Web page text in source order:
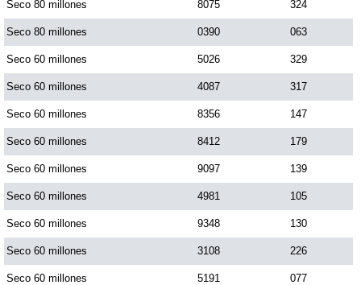
Seco 80 millones 8075 324
Seco 80 millones 0390 063
Seco 60 millones 5026 329
Seco 60 millones 4087 317
Seco 60 millones 8356 147
Seco 60 millones 8412 179
Seco 60 millones 9097 139
Seco 60 millones 4981 105
Seco 60 millones 9348 130
Seco 60 millones 3108 226
Seco 60 millones 5191 077